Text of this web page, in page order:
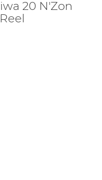
20 N'Zon